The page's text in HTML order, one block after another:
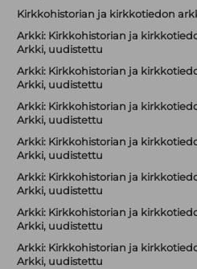
Kirkkohistorian ja kirkkotiedon
Arkki: Kirkkohistorian ja
Arkki, uudistettu
Arkki: Kirkkohistorian ja
Arkki, uudistettu
Arkki: Kirkkohistorian ja
Arkki, uudistettu
Arkki: Kirkkohistorian ja
Arkki, uudistettu
Arkki: Kirkkohistorian ja
Arkki, uudistettu
Arkki: Kirkkohistorian ja
Arkki, uudistettu
Arkki: Kirkkohistorian ja
Arkki, uudistettu